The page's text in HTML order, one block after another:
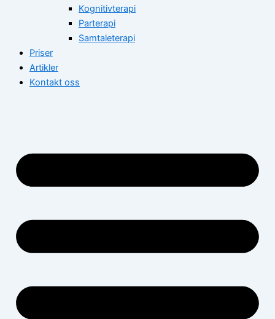
Kognitivterapi
Parterapi
Samtaleterapi
Priser
Artikler
Kontakt oss